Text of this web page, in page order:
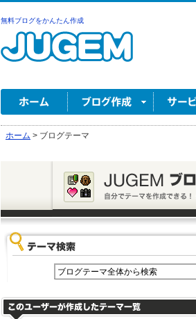
無料ブログをかんたん作成
ホーム > ブログテーマ